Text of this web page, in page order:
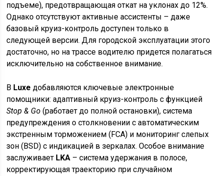
подъеме), предотвращающая откат на уклонах до 12%.
Однако отсутствуют активные ассистенты – даже
базовый круиз-контроль доступен только в
следующей версии. Для городской эксплуатации этого
достаточно, но на трассе водителю придется полагаться
исключительно на собственное внимание.
В Luxe добавляются ключевые электронные
помощники: адаптивный круиз-контроль с функцией
Stop & Go (работает до полной остановки), система
предупреждения о столкновении с автоматическим
экстренным торможением (FCA) и мониторинг слепых
зон (BSD) с индикацией в зеркалах. Особое внимание
заслуживает LKA – система удержания в полосе,
корректирующая траекторию при случайном